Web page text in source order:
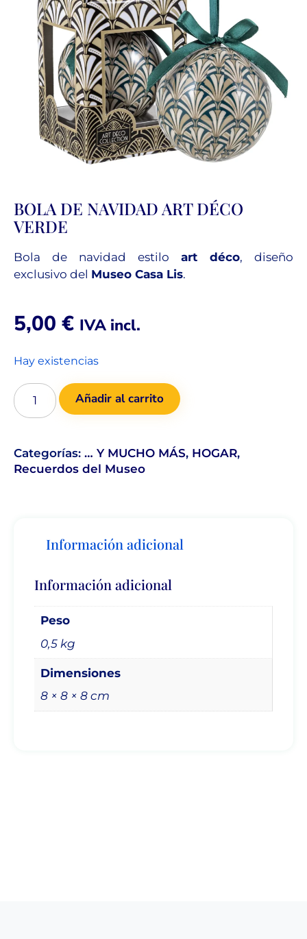
BOLA DE NAVIDAD ART DÉCO
VERDE
Bola de navidad estilo art déco, diseño
exclusivo del Museo Casa Lis.
5,00 € IVA incl.
Hay existencias
Añadir al carrito
Categorías: … Y MUCHO MÁS, HOGAR,
Recuerdos del Museo
Información adicional
Información adicional
Peso
0,5 kg
Dimensiones
8 × 8 × 8 cm